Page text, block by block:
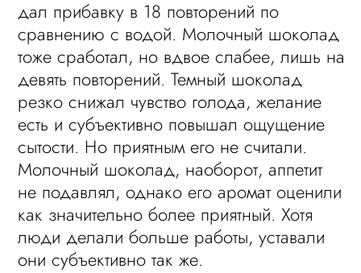
дал прибавку в 18 повторений по
сравнению с водой. Молочный шоколад
тоже сработал, но вдвое слабее, лишь на
девять повторений. Темный шоколад
резко снижал чувство голода, желание
есть и субъективно повышал ощущение
сытости. Но приятным его не считали.
Молочный шоколад, наоборот, аппетит
не подавлял, однако его аромат оценили
как значительно более приятный. Хотя
люди делали больше работы, уставали
они субъективно так же.